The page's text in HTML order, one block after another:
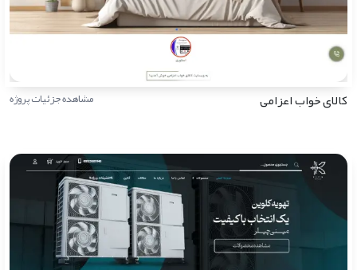
کالای خواب اعزامی مشاهده جزئیات پروژه